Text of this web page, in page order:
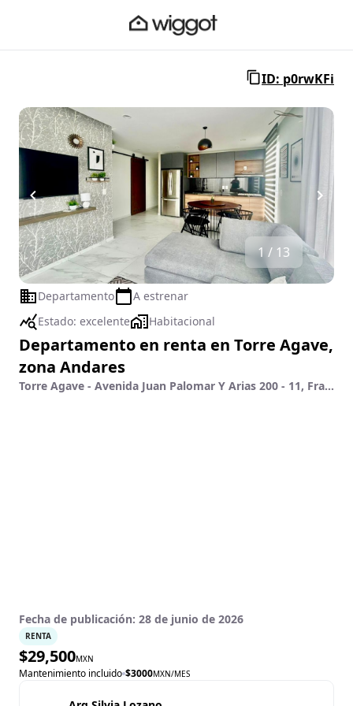
ID: p0rwKFi
1 / 13
Departamento
A estrenar
Estado: excelente Habitacional
Departamento en renta en Torre Agave,
zona Andares
Torre Agave - Avenida Juan Palomar Y Arias 200 - 11, Fracc Puerta De Hierro, Zapopan, Jalisco
Fecha de publicación: 28 de junio de 2026
RENTA
$29,500MXN
Mantenimiento incluido $3000MXN/MES